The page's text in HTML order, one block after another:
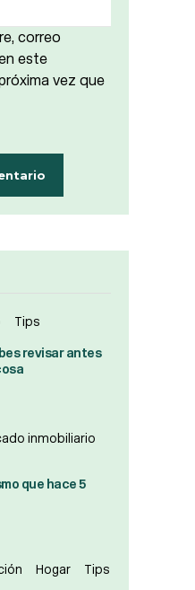
correo
este
vez que
Tips
revisar antes
inmobiliario
que hace 5
Hogar Tips